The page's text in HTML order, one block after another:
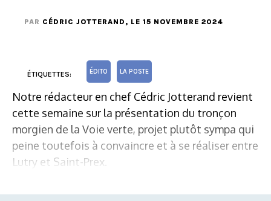
PAR CÉDRIC JOTTERAND , LE 15 NOVEMBRE 2024
ÉTIQUETTES: ÉDITO LA POSTE
Notre rédacteur en chef Cédric Jotterand revient
cette semaine sur la présentation du tronçon
morgien de la Voie verte, projet plutôt sympa qui
peine toutefois à convaincre et à se réaliser entre
Lutry et Saint-Prex.